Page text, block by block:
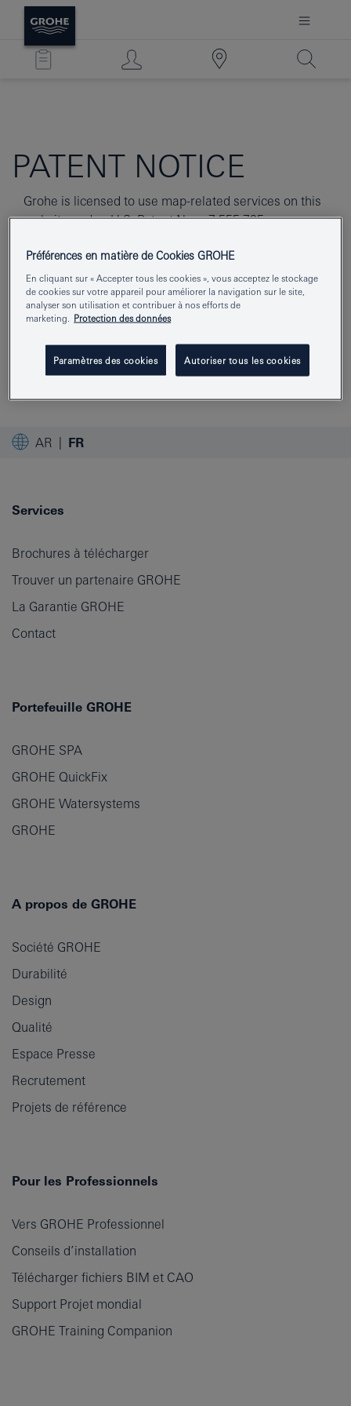
PATENT NOTICE
Grohe is licensed to use map-related services on this
website under: U.S. Patent Nos., 7,555,725,
Patent Application No. 16/516,215; European Patent
Nos. EP 1 433 132 amd EP 2 336 970; European
Patent Application No. EP 16161233.8-1972; and
Japanese Patent No. JP 5102124; and any patent or
AR FR
Services
Brochures à télécharger
Trouver un partenaire GROHE
La Garantie GROHE
Contact
Portefeuille GROHE
GROHE SPA
GROHE QuickFix
GROHE Watersystems
GROHE
A propos de GROHE
Société GROHE
Durabilité
Design
Qualité
Espace Presse
Recrutement
Projets de référence
Pour les Professionnels
Vers GROHE Professionnel
Conseils d’installation
Télécharger fichiers BIM et CAO
Support Projet mondial
GROHE Training Companion
Préférences en matière de Cookies GROHE
En cliquant sur « Accepter tous les cookies », vous acceptez le stockage
de cookies sur votre appareil pour améliorer la navigation sur le site,
analyser son utilisation et contribuer à nos efforts de
marketing.
Protection des données
Paramètres des cookies Autoriser tous les cookies